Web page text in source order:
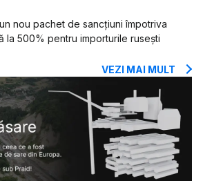
nou pachet de sancțiuni împotriva
la 500% pentru importurile rusești
VEZI MAI MULT